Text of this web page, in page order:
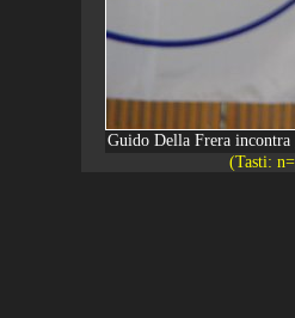
Guido Della Frera
(Tasti: